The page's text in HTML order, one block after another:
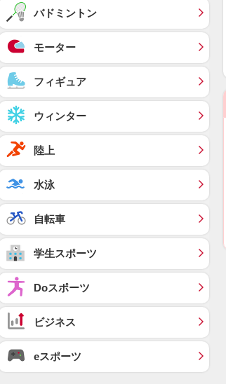
バドミントン
モーター
フィギュア
ウィンター
陸上
水泳
自転車
学生スポーツ
Doスポーツ
ビジネス
eスポーツ